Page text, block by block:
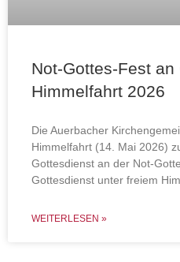
Not-Gottes-Fest an
Himmelfahrt 2026
Die Auerbacher
Himmelfahrt (14. Mai 2026)
Gottesdienst an der Not-
Gottesdienst unter freiem
WEITERLESEN »